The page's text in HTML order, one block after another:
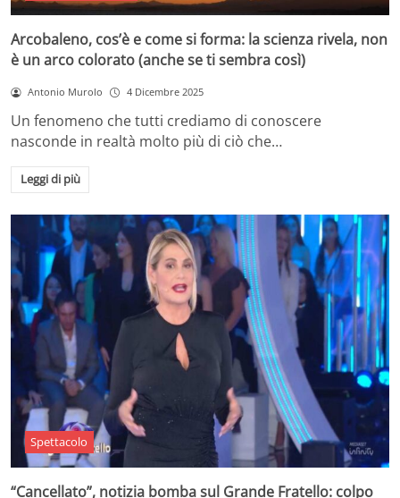
Arcobaleno, cos’è e come si forma: la scienza rivela, non
è un arco colorato (anche se ti sembra così)
Antonio Murolo 4 Dicembre 2025
Un fenomeno che tutti crediamo di conoscere
nasconde in realtà molto più di ciò che…
Leggi di più
Spettacolo
“Cancellato”, notizia bomba sul Grande Fratello: colpo